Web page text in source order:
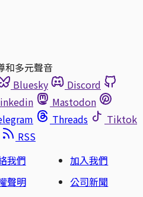
和多元聲音
Bluesky
Discord
Mastodon
Threads
Tiktok
RSS
我們
加入我們
聲明
公司新聞